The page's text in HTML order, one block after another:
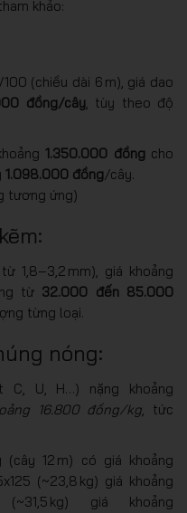
khảo:
(chiều dài 6 m), giá dao
đồng/cây, tùy theo độ
1.350.000 đồngcho
1.098.000 đồng/cây.
tương ứng)
1,8–3,2 mm), giá khoảng
từ 32.000 đến 85.000
từng loại.
nóng:
C, U, H…) nặng khoảng
16.800 đồng/kg, tức
12 m) có giá khoảng
(~23,8 kg) giá khoảng
kg) giá khoảng